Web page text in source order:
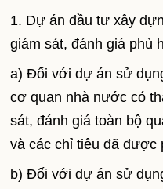
1. Dự án đầu tư xây
giám sát, đánh giá phù
a) Đối với dự án sử
cơ quan nhà nước có
sát, đánh giá toàn bộ
và các chỉ tiêu đã được
b) Đối với dự án sử